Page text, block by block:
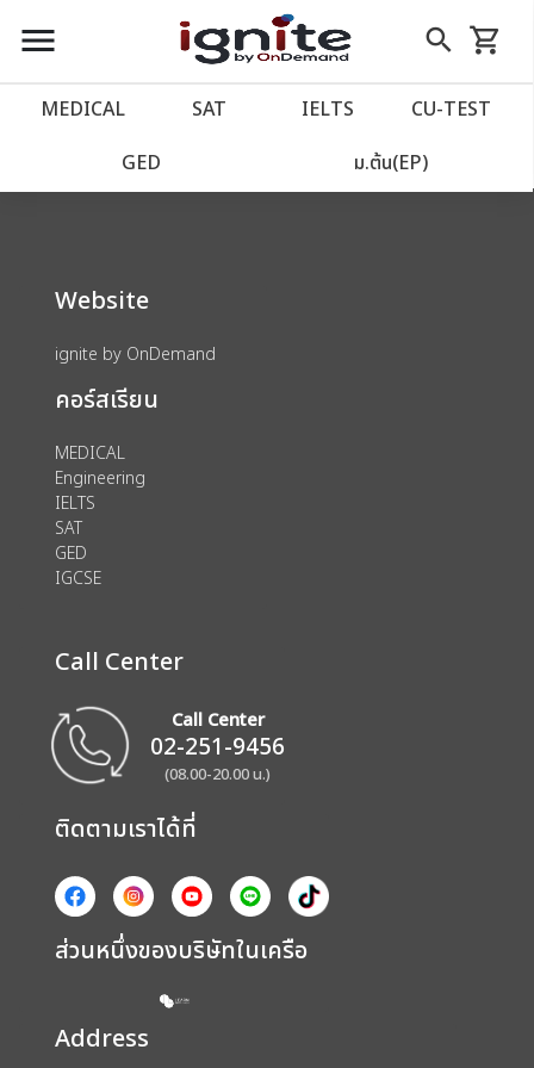
close
account_balance หน้าแรก
เว็บไซต์อิกไนท์
import_contacts วางแผนการเรียน
account_circle เข้าสู่ระบบ
assignment ลงทะเบียน
menu search
Skip
to
shopping_cart
รถเข็น
MEDICAL SAT IELTS CU‑TEST
GED ม.ต้น(EP)
We could not find anything for 80000875
Website
ignite by OnDemand
คอร์สเรียน
MEDICAL
Engineering
IELTS
SAT
GED
IGCSE
Call Center
Call Center
02-251-9456
(08.00-20.00 น.)
ติดตามเราได้ที่
ส่วนหนึ่งของบริษัทในเครือ
Address